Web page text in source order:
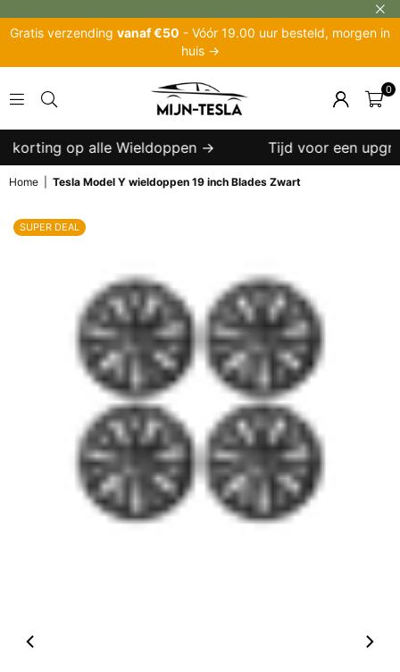
Gratis verzending vanaf €50 - Vóór 19.00 uur besteld, morgen in
huis →
TESLA
0
op alle Wieldoppen → Tijd voor een
Home Tesla Model Y wieldoppen 19 inch Blades Zwart
SUPER DEAL